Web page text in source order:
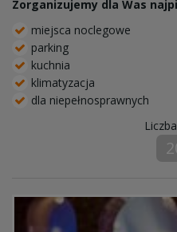
Zorganizujemy dla Was
miejsca noclegowe
parking
kuchnia
klimatyzacja
dla niepełnosprawnych